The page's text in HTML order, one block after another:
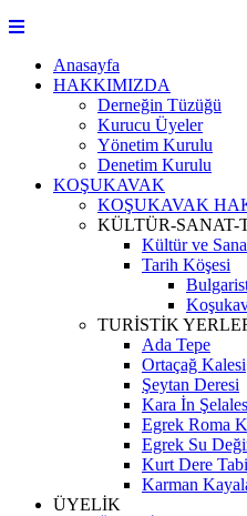
Anasayfa
HAKKIMIZDA
Derneğin Tüzüğü
Kurucu Üyeler
Yönetim Kurulu
Denetim Kurulu
KOŞUKAVAK
KOŞUKAVAK
KÜLTÜR-SANAT-
Kültür ve
Tarih Köşesi
TURİSTİK
Ada Tepe
Ortaçağ Kalesi
Şeytan Deresi
Kara İn
Egrek Roma
Egrek Su
Kurt Dere
Karman
ÜYELİK